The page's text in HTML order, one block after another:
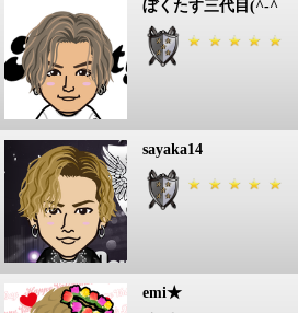
ぼくたす三代目(^-^ゞ
sayaka14
emi★